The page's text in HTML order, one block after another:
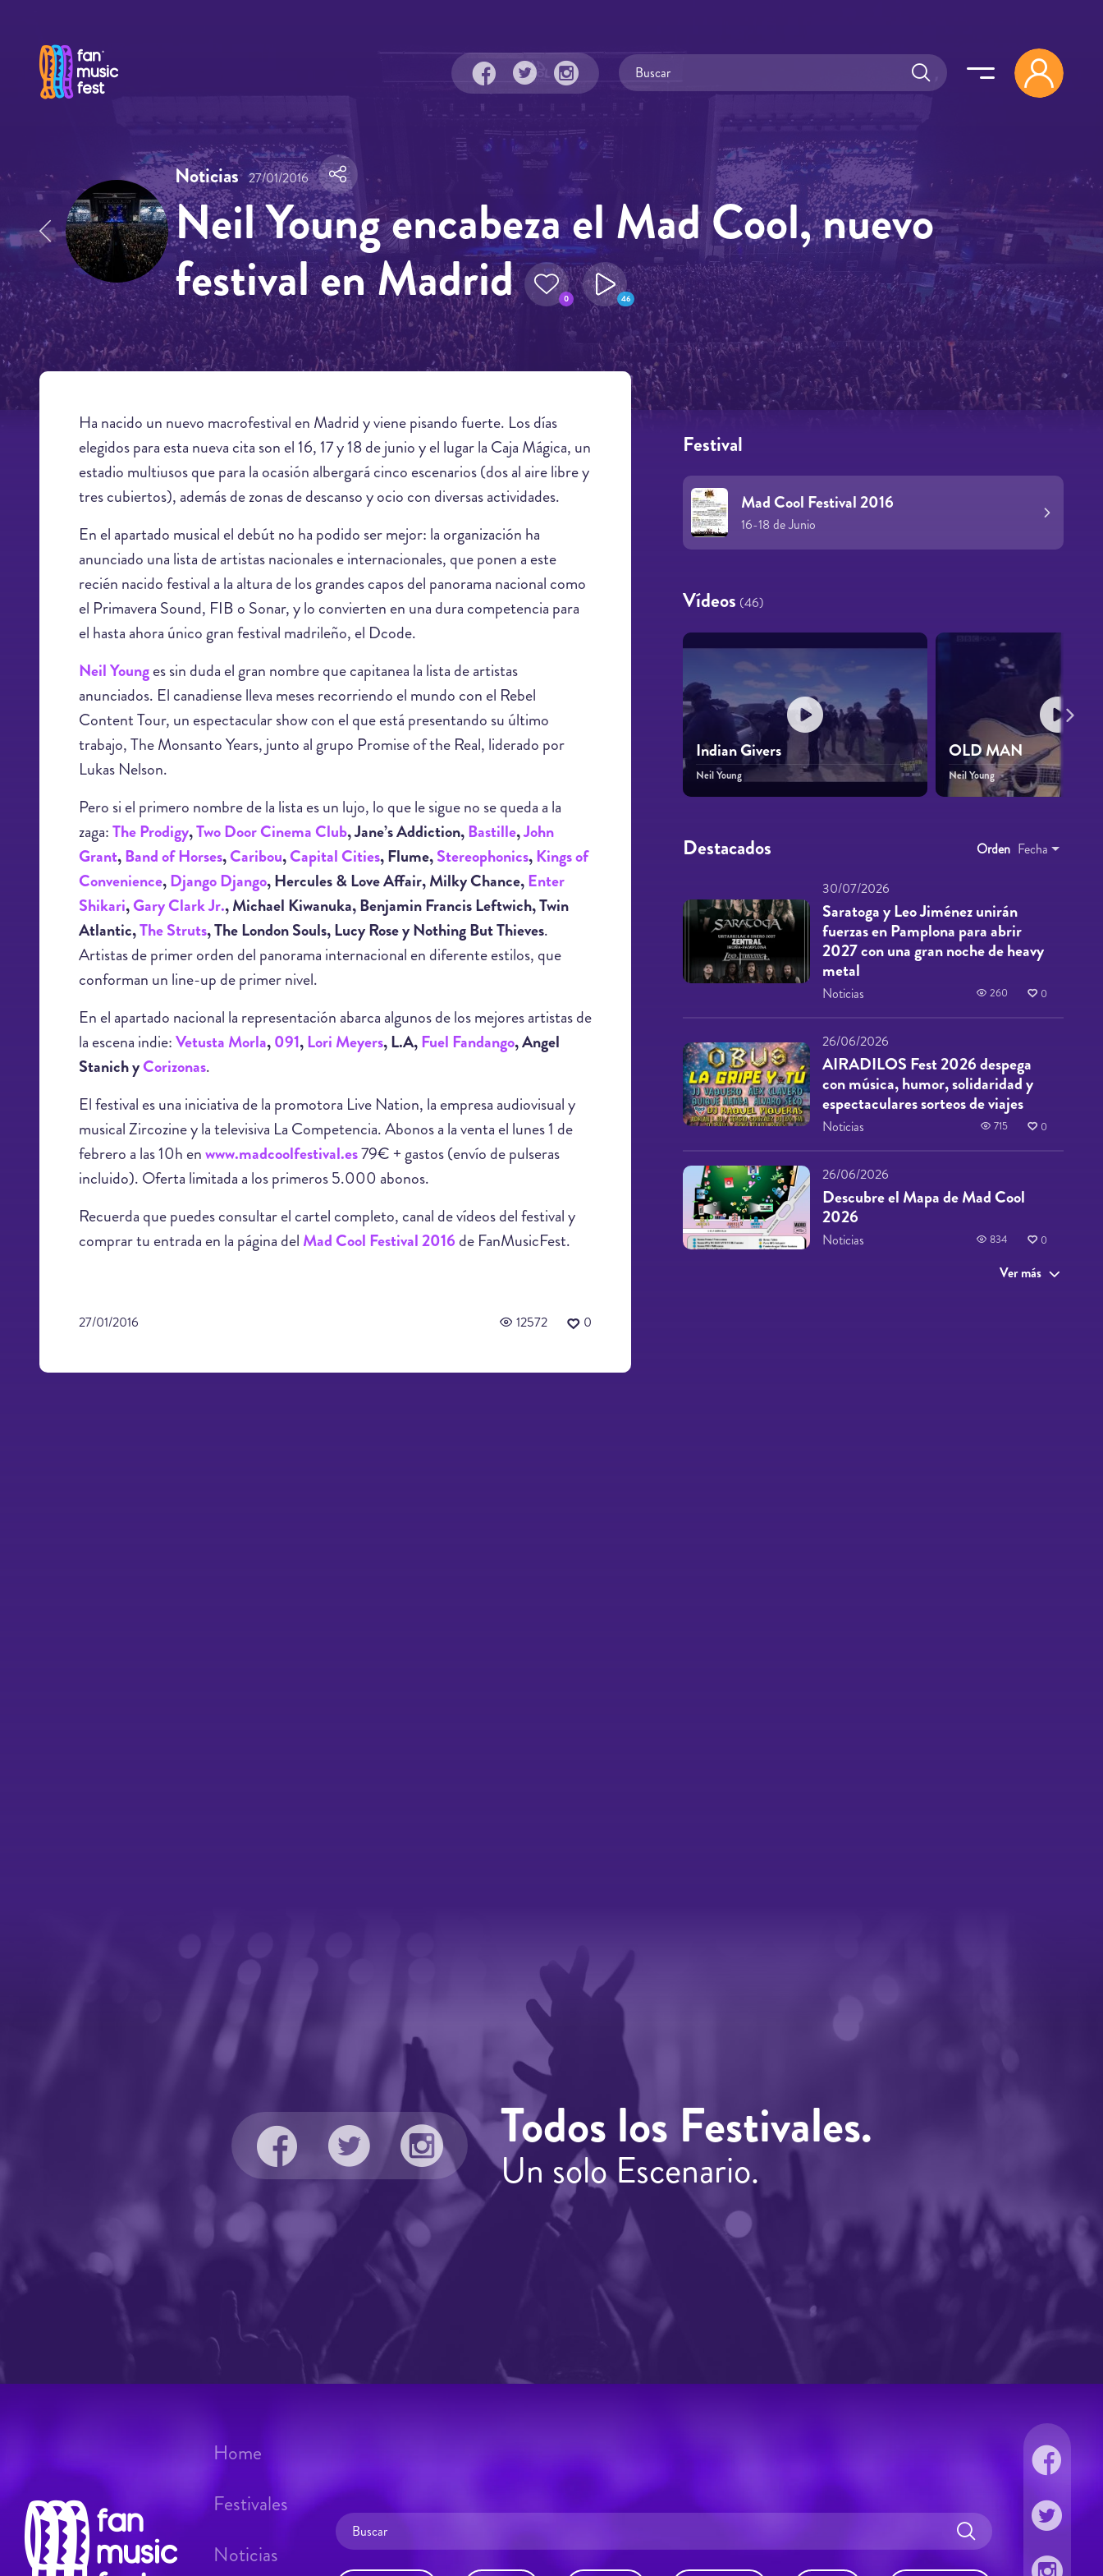
Noticias 27/01/2016
Neil Young encabeza el Mad Cool, nuevo
festival en Madrid
0 46
Ha nacido un nuevo macrofestival en Madrid y viene pisando fuerte. Los días
elegidos para esta nueva cita son el 16, 17 y 18 de junio y el lugar la Caja Mágica, un
estadio multiusos que para la ocasión albergará cinco escenarios (dos al aire libre y
tres cubiertos), además de zonas de descanso y ocio con diversas actividades.
En el apartado musical el debút no ha podido ser mejor: la organización ha
anunciado una lista de artistas nacionales e internacionales, que ponen a este
recién nacido festival a la altura de los grandes capos del panorama nacional como
el Primavera Sound, FIB o Sonar, y lo convierten en una dura competencia para
el hasta ahora único gran festival madrileño, el Dcode.
Neil Younges sin duda el gran nombre que capitanea la lista de artistas
anunciados. El canadiense lleva meses recorriendo el mundo con el Rebel
Content Tour, un espectacular show con el que está presentando su último
trabajo, The Monsanto Years, junto al grupo Promise of the Real, liderado por
Lukas Nelson.
Pero si el primero nombre de la lista es un lujo, lo que le sigue no se queda a la
zaga:The Prodigy,Two Door Cinema Club, Jane’s Addiction,Bastille,John
Grant,Band of Horses,Caribou,Capital Cities, Flume,Stereophonics,Kings of
Convenience,Django Django, Hercules & Love Affair, Milky Chance,Enter
Shikari,Gary Clark Jr., Michael Kiwanuka, Benjamin Francis Leftwich, Twin
Atlantic,The Struts, The London Souls, Lucy Rose y Nothing But Thieves.
Artistas de primer orden del panorama internacional en diferente estilos, que
conforman un line-up de primer nivel.
En el apartado nacional la representación abarca algunos de los mejores artistas de
la escena indie:Vetusta Morla,091,Lori Meyers, L.A,Fuel Fandango, Angel
Stanich yCorizonas.
El festival es una iniciativa de la promotora Live Nation, la empresa audiovisual y
musical Zircozine y la televisiva La Competencia. Abonos a la venta el lunes 1 de
febrero a las 10h enwww.madcoolfestival.es79€ + gastos (envío de pulseras
incluido). Oferta limitada a los primeros 5.000 abonos.
Recuerda que puedes consultar el cartel completo, canal de vídeos del festival y
comprar tu entrada en la página del Mad Cool Festival 2016 de FanMusicFest.
27/01/2016 12572 0
Festival
16-18 de Junio
Mad Cool Festival 2016
Vídeos (46)
Indian Givers
Neil Young
OLD MAN
Neil Young
Destacados Orden Fecha
30/07/2026
Saratoga y Leo Jiménez unirán
fuerzas en Pamplona para abrir
2027 con una gran noche de heavy
metal
Noticias 260 0
26/06/2026
AIRADILOS Fest 2026 despega
con música, humor, solidaridad y
espectaculares sorteos de viajes
Noticias 715 0
26/06/2026
Descubre el Mapa de Mad Cool
2026
Noticias 834 0
Ver más
Todos los Festivales.
Un solo Escenario.
Home
Festivales
Noticias